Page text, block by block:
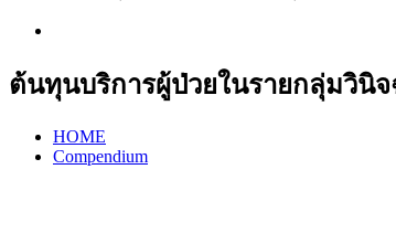
ต้นทุนบริการผู้ป่วยในรายกลุ่มวินิ
HOME
Compendium